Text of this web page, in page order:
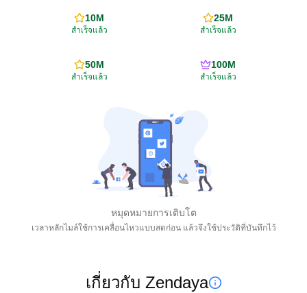
10M
สำเร็จแล้ว
25M
สำเร็จแล้ว
50M
สำเร็จแล้ว
100M
สำเร็จแล้ว
หมุดหมายการเติบโต
เวลาหลักไมล์ใช้การเคลื่อนไหวแบบสดก่อน แล้วจึงใช้ประวัติที่บันทึกไว้
เกี่ยวกับ Zendaya